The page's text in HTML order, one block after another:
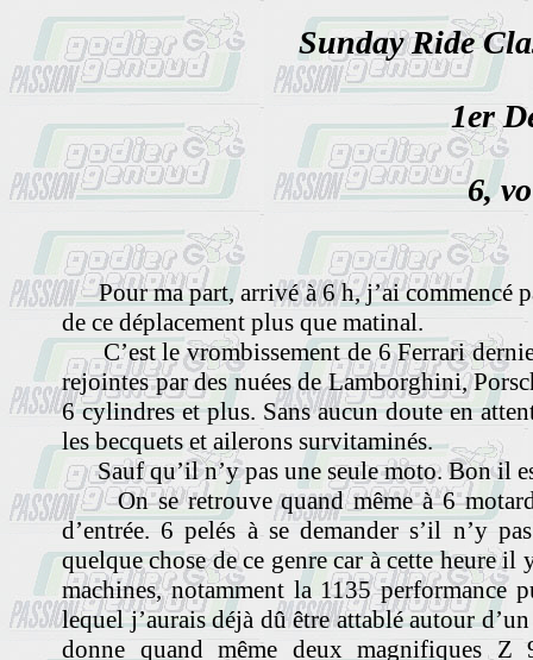
Sunday Ride
1er
6,
Pour ma part, arrivé à 6 h, j’ai commencé
de ce déplacement plus que matinal.
C’est le vrombissement de 6 Ferrari
rejointes par des nuées de Lamborghini,
6 cylindres et plus. Sans aucun doute en
les becquets et ailerons survitaminés.
Sauf qu’il n’y pas une seule moto. Bon il
On se retrouve quand même à 6
d’entrée. 6 pelés à se demander s’il n’y
quelque chose de ce genre car à cette heure il
machines, notamment la 1135 performance
lequel j’aurais déjà dû être attablé autour
donne quand même deux magnifiques